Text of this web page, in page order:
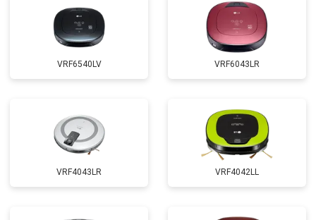
VRF6540LV VRF6043LR
VRF4043LR VRF4042LL